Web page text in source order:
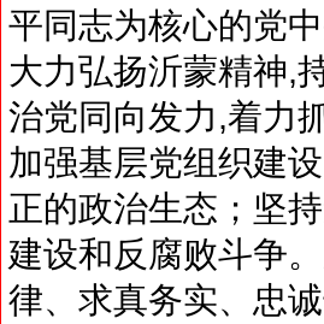
平同志为核心的党
大力弘扬沂蒙精神,
治党同向发力,着力
加强基层党组织建
正的政治生态；坚
建设和反腐败斗争
律、求真务实、忠